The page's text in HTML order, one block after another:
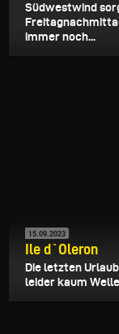
Südwestwind
immer noch...
15.09.2023
Ile d`Oleron
Die letzten
leider kaum